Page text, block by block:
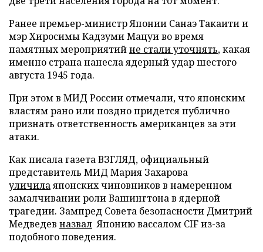
Ранее премьер-министр Японии Санаэ Такаити и
мэр Хиросимы Кадзуми Мацуи во время
памятных мероприятийне стали уточнять, какая
именно страна нанесла ядерный удар шестого
августа 1945 года.
При этом в МИД России отмечали, что японским
властям рано или поздно придется публично
признать ответственность американцев за эти
атаки.
Как писала газета ВЗГЛЯД, официальный
представитель МИД Мария Захарова
уличилаяпонских чиновников в намеренном
замалчивании роли Вашингтона в ядерной
трагедии. Зампред Совета безопасности Дмитрий
Медведев назвал Японию вассалом CIF из-за
подобного поведения.